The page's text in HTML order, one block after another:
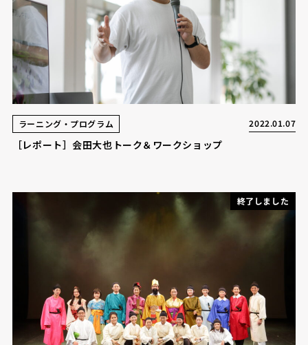
ラーニング・プログラム 2022.01.07
［レポート］会田大也トーク＆ワークショップ
終了しました